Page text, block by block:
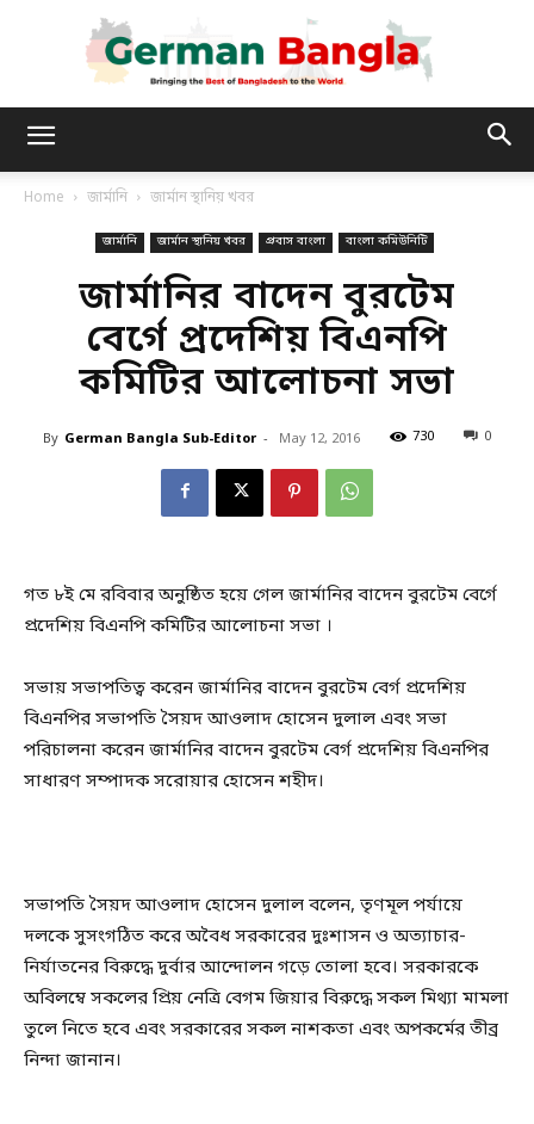
Bangla
Home জার্মানি জার্মান স্থানিয় খবর
জার্মানি জার্মান স্থানিয় খবর প্রবাস বাংলা বাংলা কমিউনিটি
জার্মানির বাদেন বুরটেম
বের্গে প্রদেশিয় বিএনপি
কমিটির আলোচনা সভা
By German Bangla Sub-Editor - May 12, 2016 730 0
গত ৮ই মে রবিবার অনুষ্ঠিত হয়ে গেল জার্মানির বাদেন বুরটেম বের্গে
প্রদেশিয় বিএনপি কমিটির আলোচনা সভা ।
সভায় সভাপতিত্ব করেন জার্মানির বাদেন বুরটেম বের্গ প্রদেশিয়
বিএনপির সভাপতি সৈয়দ আওলাদ হোসেন দুলাল এবং সভা
পরিচালনা করেন জার্মানির বাদেন বুরটেম বের্গ প্রদেশিয় বিএনপির
সাধারণ সম্পাদক সরোয়ার হোসেন শহীদ।
সভাপতি সৈয়দ আওলাদ হোসেন দুলাল বলেন, তৃণমূল পর্যায়ে
দলকে সুসংগঠিত করে অবৈধ সরকারের দুঃশাসন ও অত্যাচার-
নির্যাতনের বিরুদ্ধে দুর্বার আন্দোলন গড়ে তোলা হবে। সরকারকে
অবিলম্বে সকলের প্রিয় নেত্রি বেগম জিয়ার বিরুদ্ধে সকল মিথ্যা মামলা
তুলে নিতে হবে এবং সরকারের সকল নাশকতা এবং অপকর্মের তীব্র
নিন্দা জানান।